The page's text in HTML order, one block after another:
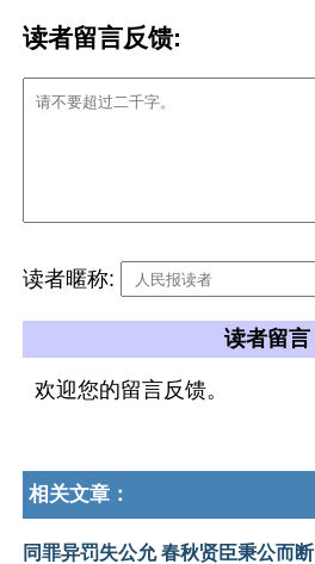
读者留言反馈:
读者暱称:
读者留言
欢迎您的留言反馈。
相关文章：
同罪异罚失公允 春秋贤臣秉公而断